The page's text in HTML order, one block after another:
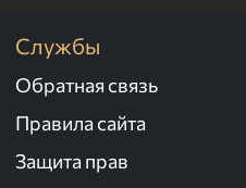
Службы
Обратная связь
Правила сайта
Защита прав